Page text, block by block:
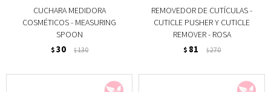
CUCHARA MEDIDORA
COSMÉTICOS - MEASURING
SPOON
$ 30 $130
REMOVEDOR DE CUTÍCULAS -
CUTICLE PUSHER Y CUTICLE
REMOVER - ROSA
$ 81 $270